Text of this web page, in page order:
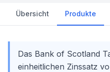
Übersicht Produkte
Das Bank of Scotland
einheitlichen Zinssatz